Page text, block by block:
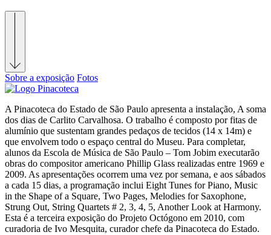
Sobre a exposição Fotos
A Pinacoteca do Estado de São Paulo apresenta a instalação, A soma
dos dias de Carlito Carvalhosa. O trabalho é composto por fitas de
alumínio que sustentam grandes pedaços de tecidos (14 x 14m) e
que envolvem todo o espaço central do Museu. Para completar,
alunos da Escola de Música de São Paulo – Tom Jobim executarão
obras do compositor americano Phillip Glass realizadas entre 1969 e
2009. As apresentações ocorrem uma vez por semana, e aos sábados
a cada 15 dias, a programação inclui Eight Tunes for Piano, Music
in the Shape of a Square, Two Pages, Melodies for Saxophone,
Strung Out, String Quartets # 2, 3, 4, 5, Another Look at Harmony.
Esta é a terceira exposição do Projeto Octógono em 2010, com
curadoria de Ivo Mesquita, curador chefe da Pinacoteca do Estado.